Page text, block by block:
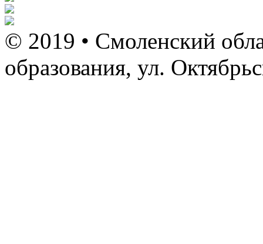
© 2019 • Смоленский
образования, ул.